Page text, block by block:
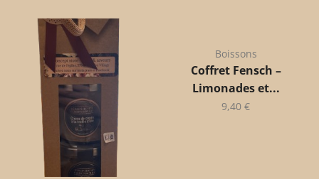
Boissons
Coffret Fensch –
Limonades et...
9,40 €